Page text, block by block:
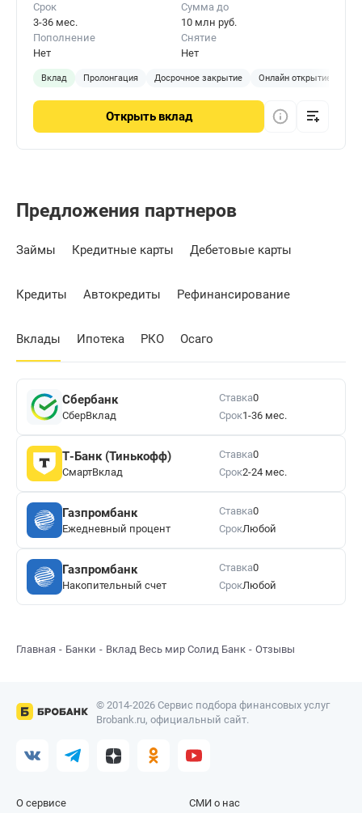
Срок
3-36 мес.
Сумма до
10 млн руб.
Пополнение
Нет
Снятие
Нет
Вклад Пролонгация Досрочное закрытие Онлайн открытие
Открыть вклад
Предложения партнеров
Займы Кредитные карты Дебетовые карты
Кредиты Автокредиты Рефинансирование
Вклады Ипотека РКО Осаго
Сбербанк
СберВклад
Ставка0
Срок1-36 мес.
Т-Банк (Тинькофф)
СмартВклад
Ставка0
Срок2-24 мес.
Газпромбанк
Ежедневный процент
Ставка0
СрокЛюбой
Газпромбанк
Накопительный счет
Ставка0
СрокЛюбой
Главная Банки Вклад Весь мир Солид Банк Отзывы
© 2014-2026 Сервис подбора финансовых услуг
Brobank.ru, официальный сайт.
О сервисе СМИ о нас